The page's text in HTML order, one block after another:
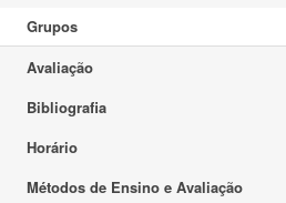
Grupos
Avaliação
Bibliografia
Horário
Métodos de Ensino e Avaliação